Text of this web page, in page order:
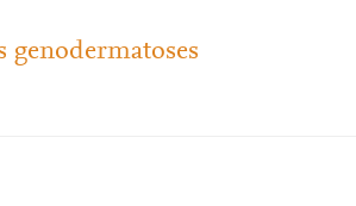
genodermatoses